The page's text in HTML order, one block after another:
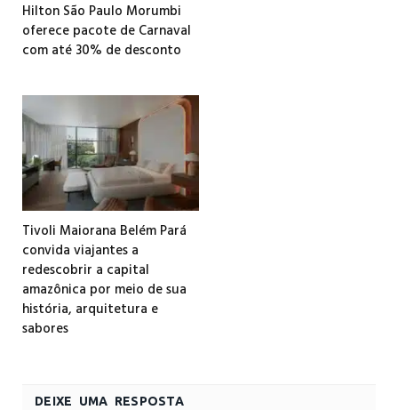
Hilton São Paulo Morumbi
oferece pacote de Carnaval
com até 30% de desconto
Tivoli Maiorana Belém Pará
convida viajantes a
redescobrir a capital
amazônica por meio de sua
história, arquitetura e
sabores
DEIXE UMA RESPOSTA